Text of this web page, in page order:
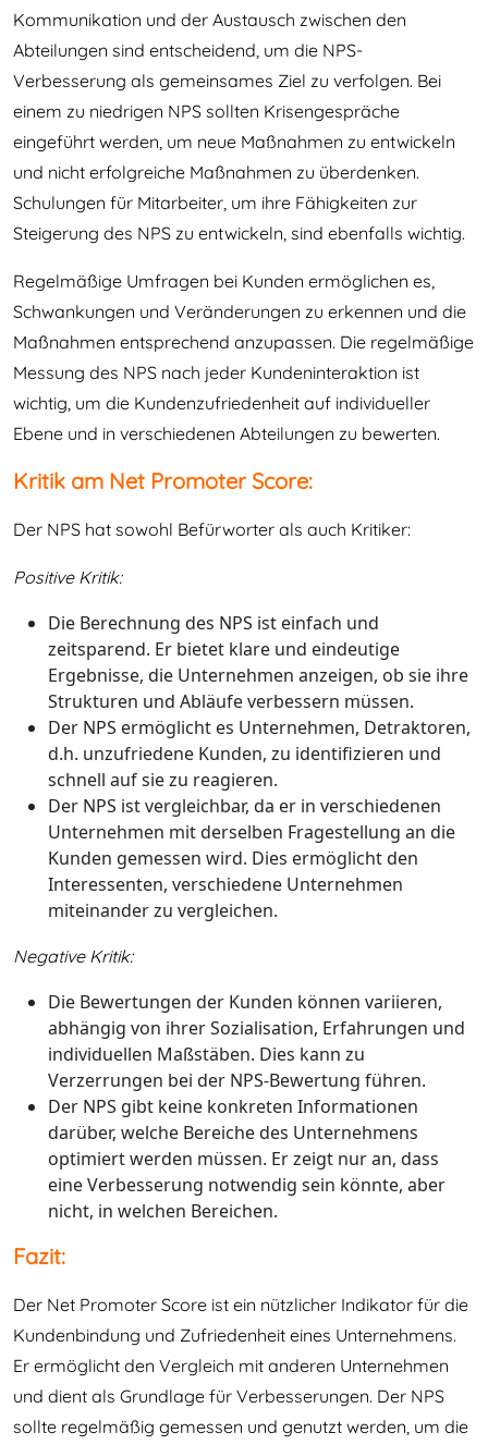
Kommunikation und der Austausch zwischen den
Abteilungen sind entscheidend, um die NPS-
Verbesserung als gemeinsames Ziel zu verfolgen. Bei
einem zu niedrigen NPS sollten Krisengespräche
eingeführt werden, um neue Maßnahmen zu entwickeln
und nicht erfolgreiche Maßnahmen zu überdenken.
Schulungen für Mitarbeiter, um ihre Fähigkeiten zur
Steigerung des NPS zu entwickeln, sind ebenfalls wichtig.
Regelmäßige Umfragen bei Kunden ermöglichen es,
Schwankungen und Veränderungen zu erkennen und die
Maßnahmen entsprechend anzupassen. Die regelmäßige
Messung des NPS nach jeder Kundeninteraktion ist
wichtig, um die Kundenzufriedenheit auf individueller
Ebene und in verschiedenen Abteilungen zu bewerten.
Kritik am Net Promoter Score:
Der NPS hat sowohl Befürworter als auch Kritiker:
Positive Kritik:
Die Berechnung des NPS ist einfach und
zeitsparend. Er bietet klare und eindeutige
Ergebnisse, die Unternehmen anzeigen, ob sie ihre
Strukturen und Abläufe verbessern müssen.
Der NPS ermöglicht es Unternehmen, Detraktoren,
d.h. unzufriedene Kunden, zu identifizieren und
schnell auf sie zu reagieren.
Der NPS ist vergleichbar, da er in verschiedenen
Unternehmen mit derselben Fragestellung an die
Kunden gemessen wird. Dies ermöglicht den
Interessenten, verschiedene Unternehmen
miteinander zu vergleichen.
Negative Kritik:
Die Bewertungen der Kunden können variieren,
abhängig von ihrer Sozialisation, Erfahrungen und
individuellen Maßstäben. Dies kann zu
Verzerrungen bei der NPS-Bewertung führen.
Der NPS gibt keine konkreten Informationen
darüber, welche Bereiche des Unternehmens
optimiert werden müssen. Er zeigt nur an, dass
eine Verbesserung notwendig sein könnte, aber
nicht, in welchen Bereichen.
Fazit:
Der Net Promoter Score ist ein nützlicher Indikator für die
Kundenbindung und Zufriedenheit eines Unternehmens.
Er ermöglicht den Vergleich mit anderen Unternehmen
und dient als Grundlage für Verbesserungen. Der NPS
sollte regelmäßig gemessen und genutzt werden, um die